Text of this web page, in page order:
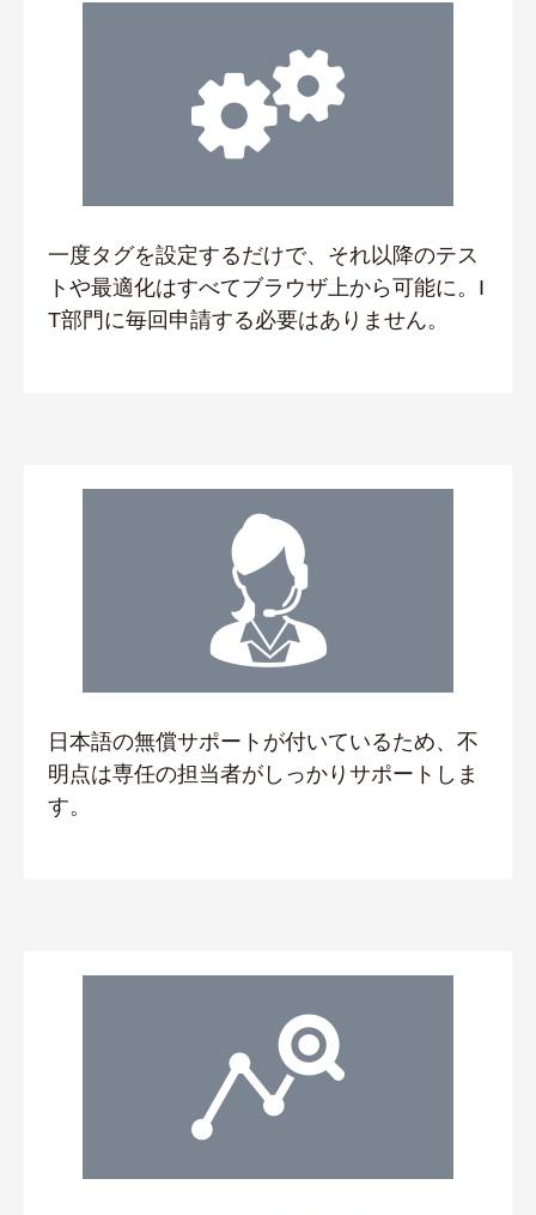
一度タグを設定するだけで、それ以降のテス
トや最適化はすべてブラウザ上から可能に。I
T部門に毎回申請する必要はありません。
日本語の無償サポートが付いているため、不
明点は専任の担当者がしっかりサポートしま
す。